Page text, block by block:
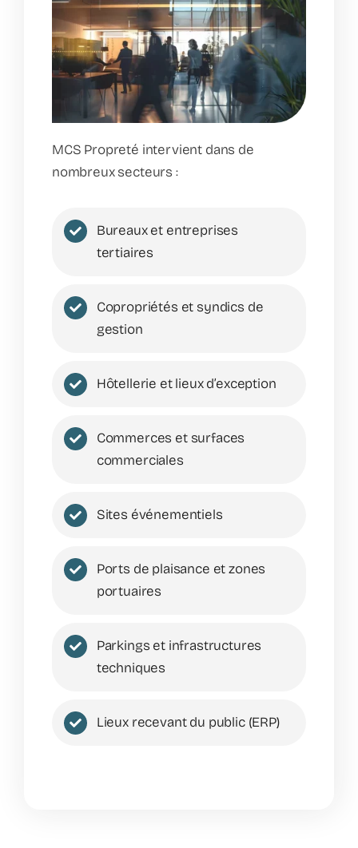
MCS Propreté intervient dans de
nombreux secteurs :
Bureaux et entreprises
tertiaires
Copropriétés et syndics de
gestion
Hôtellerie et lieux d’exception
Commerces et surfaces
commerciales
Sites événementiels
Ports de plaisance et zones
portuaires
Parkings et infrastructures
techniques
Lieux recevant du public (ERP)